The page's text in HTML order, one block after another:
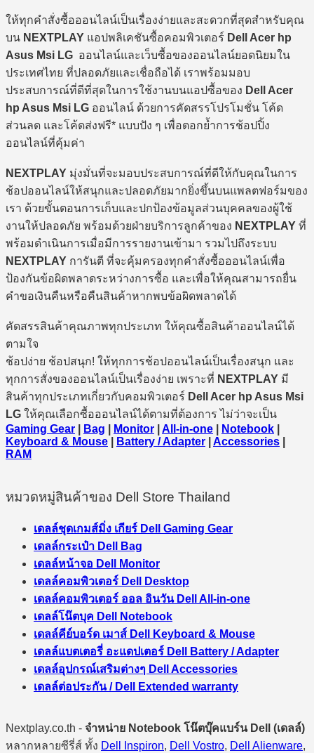
ให้ทุกคำสั่งซื้อออนไลน์เป็นเรื่องง่ายและสะดวกที่สุดสำหรับคุณ
บน NEXTPLAY แอปพลิเคชันซื้อคอมพิวเตอร์ Dell Acer hp
Asus Msi LG ออนไลน์และเว็บซื้อของออนไลน์ยอดนิยมใน
ประเทศไทย ที่ปลอดภัยและเชื่อถือได้ เราพร้อมมอบ
ประสบการณ์ที่ดีที่สุดในการใช้งานบนแอปซื้อของ Dell Acer
hp Asus Msi LG ออนไลน์ ด้วยการคัดสรรโปรโมชั่น โค้ด
ส่วนลด และโค้ดส่งฟรี* แบบปัง ๆ เพื่อตอกย้ำการช้อปปิ้ง
ออนไลน์ที่คุ้มค่า
NEXTPLAY มุ่งมั่นที่จะมอบประสบการณ์ที่ดีให้กับคุณในการ
ช้อปออนไลน์ให้สนุกและปลอดภัยมากยิ่งขึ้นบนแพลตฟอร์มของ
เรา ด้วยขั้นตอนการเก็บและปกป้องข้อมูลส่วนบุคคลของผู้ใช้
งานให้ปลอดภัย พร้อมด้วยฝ่ายบริการลูกค้าของ NEXTPLAY ที่
พร้อมดำเนินการเมื่อมีการรายงานเข้ามา รวมไปถึงระบบ
NEXTPLAY การันตี ที่จะคุ้มครองทุกคำสั่งซื้อออนไลน์เพื่อ
ป้องกันข้อผิดพลาดระหว่างการซื้อ และเพื่อให้คุณสามารถยื่น
คำขอเงินคืนหรือคืนสินค้าหากพบข้อผิดพลาดได้
คัดสรรสินค้าคุณภาพทุกประเภท ให้คุณซื้อสินค้าออนไลน์ได้
ตามใจ
ช้อปง่าย ช้อปสนุก! ให้ทุกการช้อปออนไลน์เป็นเรื่องสนุก และ
ทุกการสั่งของออนไลน์เป็นเรื่องง่าย เพราะที่ NEXTPLAY มี
สินค้าทุกประเภทเกี่ยวกับคอมพิวเตอร์ Dell Acer hp Asus Msi
LG ให้คุณเลือกซื้อออนไลน์ได้ตามที่ต้องการ ไม่ว่าจะเป็น
Gaming Gear
Bag Monitor All-in-one Notebook
Keyboard & Mouse
Battery / Adapter Accessories
RAM
หมวดหมู่สินค้าของ Dell Store Thailand
เดลล์ชุดเกมส์มิ่ง เกียร์ Dell Gaming Gear
เดลล์กระเป๋า Dell Bag
เดลล์หน้าจอ Dell Monitor
เดลล์คอมพิวเตอร์ Dell Desktop
เดลล์คอมพิวเตอร์ ออล อินวัน Dell All-in-one
เดลล์โน๊ตบุค Dell Notebook
เดลล์คีย์บอร์ด เมาส์ Dell Keyboard & Mouse
เดลล์แบตเตอรี่ อะแดปเตอร์ Dell Battery / Adapter
เดลล์อุปกรณ์เสริมต่างๆ Dell Accessories
เดลล์ต่อประกัน / Dell Extended warranty
Nextplay.co.th - จำหน่าย Notebook โน๊ตบุ๊คแบร์น Dell (เดลล์)
หลากหลายซีรี่ส์ ทั้ง Dell Inspiron, Dell Vostro, Dell Alienware,